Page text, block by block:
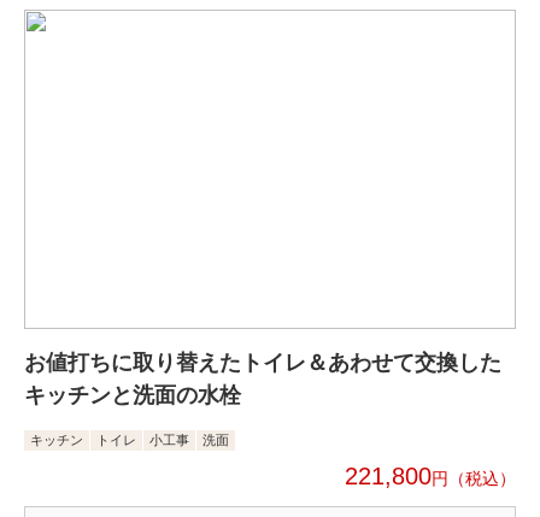
お値打ちに取り替えたトイレ＆あわせて交換した
キッチンと洗面の水栓
キッチン トイレ 小工事 洗面
221,800円